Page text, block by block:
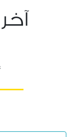
آخر